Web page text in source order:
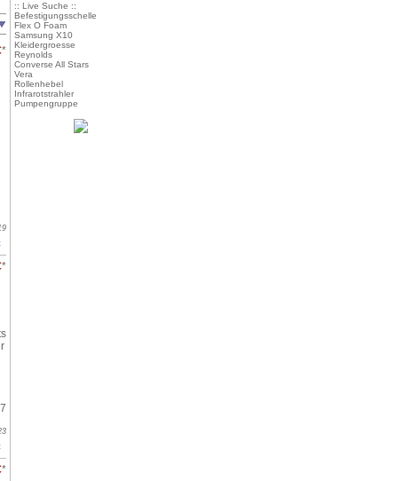
*
*
*
:: Live Suche ::
Befestigungsschelle
Flex O Foam
Samsung X10
Kleidergroesse
Reynolds
Converse All Stars
Vera
Rollenhebel
Infrarotstrahler
Pumpengruppe